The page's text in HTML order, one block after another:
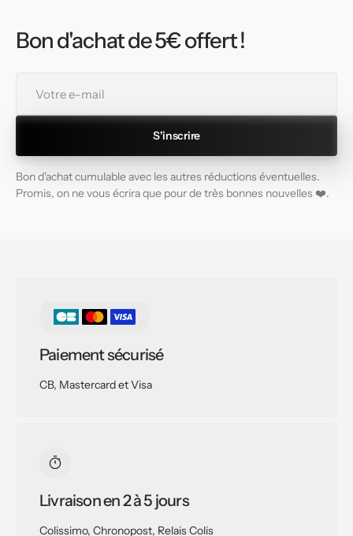
Bon d'achat de 5€ offert !
mail
S'inscrire
Bon d'achat cumulable avec les autres réductions éventuelles.
Promis, on ne vous écrira que pour de très bonnes nouvelles ❤️.
Paiement sécurisé
CB, Mastercard et Visa
Livraison en 2 à 5 jours
Colissimo, Chronopost, Relais Colis